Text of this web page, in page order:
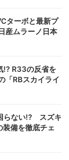
ターボと最新プ
産ムラーノ日本
!? R33の反省を
「RBスカイライ
らない!? スズキ
装備を徹底チェ